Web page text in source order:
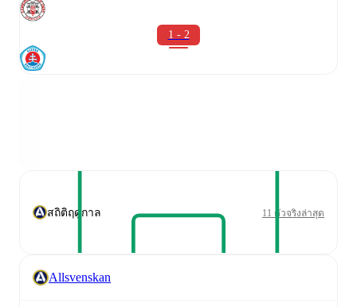
1 - 2
สถิติฤดูกาล 11 ตัวจริงล่าสุด
Allsvenskan